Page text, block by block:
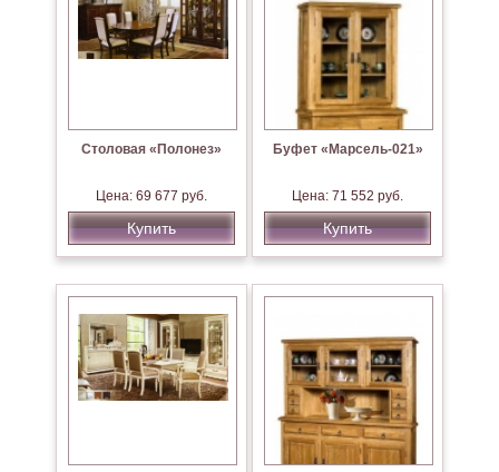
Столовая «Полонез»
Цена: 69 677 руб.
Купить
Буфет «Марсель-021»
Цена: 71 552 руб.
Купить